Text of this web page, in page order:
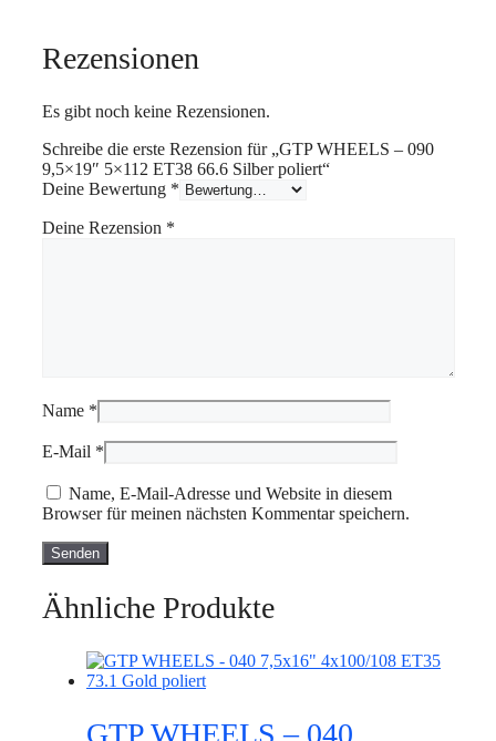
Rezensionen
Es gibt noch keine Rezensionen.
Schreibe die erste Rezension für „GTP WHEELS – 090
9,5×19″ 5×112 ET38 66.6 Silber poliert“
Deine Bewertung *
Deine Rezension *
Name *
E-Mail *
Name, E-Mail-Adresse und Website in diesem
Browser für meinen nächsten Kommentar speichern.
Ähnliche Produkte